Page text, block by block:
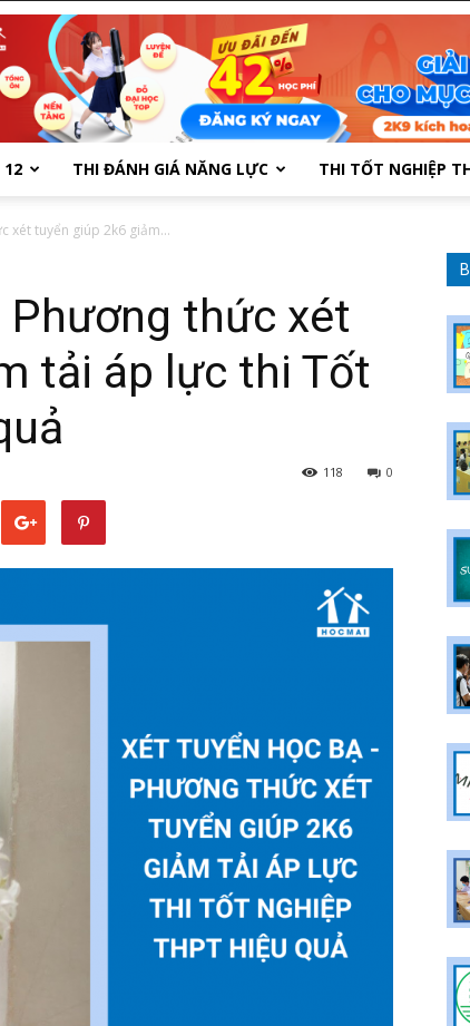
12 THI ĐÁNH GIÁ NĂNG LỰC THI TỐT NGHIỆP
xét tuyển giúp 2k6 giảm...
thức xét
tải áp lực thi Tốt
0
118